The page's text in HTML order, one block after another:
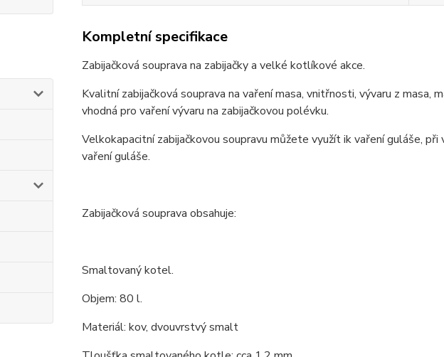
Kompletní specifikace
Zabijačková souprava na zabijačky a velké kotlíkové akce.
Kvalitní zabijačková souprava na vaření masa, vnitřnosti, vývaru z masa,
vhodná pro vaření vývaru na zabijačkovou polévku.
Velkokapacitní zabijačkovou soupravu můžete využít ik vaření guláše, při
vaření guláše.
Zabijačková souprava obsahuje:
Smaltovaný kotel.
Objem: 80 l.
Materiál: kov, dvouvrstvý smalt